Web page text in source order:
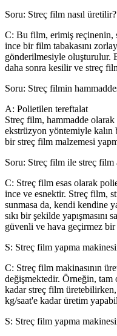
Soru: Streç film nasıl üretilir?
C: Bu film, erimiş reçinenin,
ince bir film tabakasını
gönderilmesiyle oluşturulur.
daha sonra kesilir ve streç
Soru: Streç filmin
A: Polietilen tereftalat
Streç film, hammadde olarak
ekstrüzyon yöntemiyle kalın
bir streç film malzemesi
Soru: Streç film ile streç film
C: Streç film esas olarak
ince ve esnektir. Streç film,
sunmasa da, kendi kendine
sıkı bir şekilde
güvenli ve hava geçirmez bir
S: Streç film yapma
C: Streç film makinasının
değişmektedir. Örneğin,
kadar streç film
kg/saat'e kadar üretim
S: Streç film yapma